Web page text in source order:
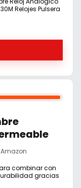
Relojes Pulsera
Amazon
combinar con
gracias